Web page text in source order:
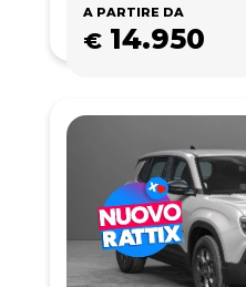
A PARTIRE DA
€ 14.950